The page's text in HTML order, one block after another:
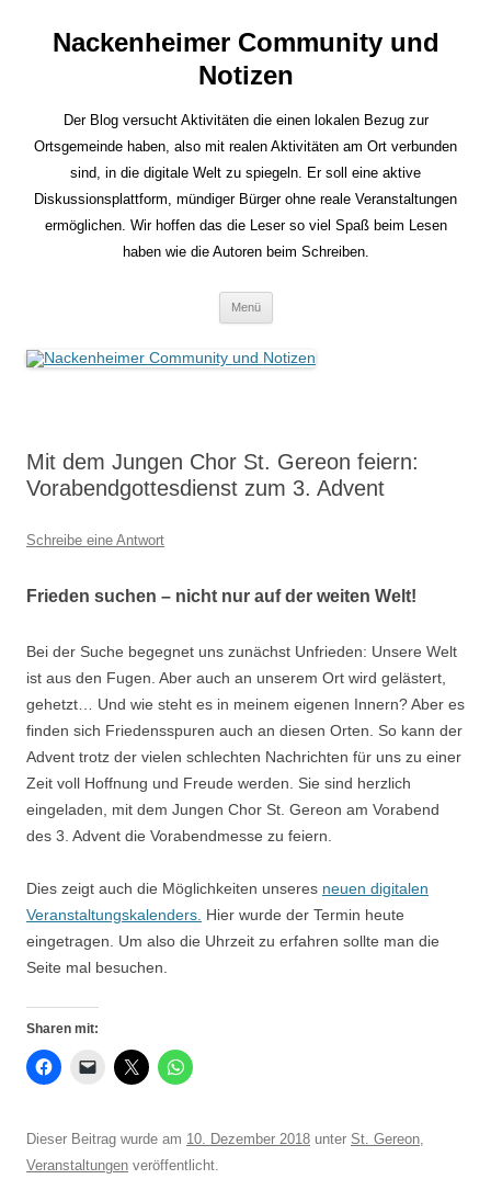
Nackenheimer Community und
Notizen
Der Blog versucht Aktivitäten die einen lokalen Bezug zur
Ortsgemeinde haben, also mit realen Aktivitäten am Ort verbunden
sind, in die digitale Welt zu spiegeln. Er soll eine aktive
Diskussionsplattform, mündiger Bürger ohne reale Veranstaltungen
ermöglichen. Wir hoffen das die Leser so viel Spaß beim Lesen
haben wie die Autoren beim Schreiben.
Menü
Mit dem Jungen Chor St. Gereon feiern:
Vorabendgottesdienst zum 3. Advent
Schreibe eine Antwort
Frieden suchen – nicht nur auf der weiten Welt!
Bei der Suche begegnet uns zunächst Unfrieden: Unsere Welt
ist aus den Fugen. Aber auch an unserem Ort wird gelästert,
gehetzt… Und wie steht es in meinem eigenen Innern? Aber es
finden sich Friedensspuren auch an diesen Orten. So kann der
Advent trotz der vielen schlechten Nachrichten für uns zu einer
Zeit voll Hoffnung und Freude werden. Sie sind herzlich
eingeladen, mit dem Jungen Chor St. Gereon am Vorabend
des 3. Advent die Vorabendmesse zu feiern.
Dies zeigt auch die Möglichkeiten unseres neuen digitalen
Veranstaltungskalenders. Hier wurde der Termin heute
eingetragen. Um also die Uhrzeit zu erfahren sollte man die
Seite mal besuchen.
Sharen mit:
Dieser Beitrag wurde am 10. Dezember 2018 unter St. Gereon,
Veranstaltungen veröffentlicht.